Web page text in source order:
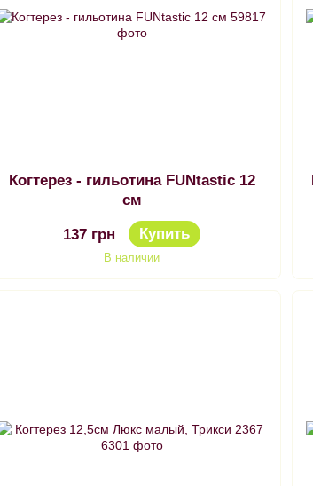
Когтерез - гильотина FUNtastic 12
см
137 грн Купить
В наличии